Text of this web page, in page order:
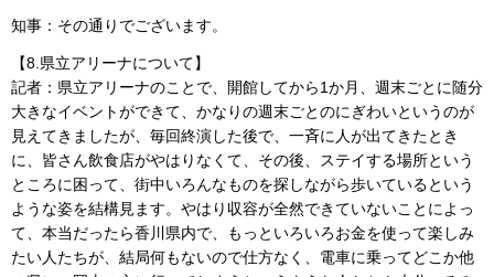
知事：その通りでございます。
【8.県立アリーナについて】
記者：県立アリーナのことで、開館してから1か月、週末ごとに随分
大きなイベントができて、かなりの週末ごとのにぎわいというのが
見えてきましたが、毎回終演した後で、一斉に人が出てきたとき
に、皆さん飲食店がやはりなくて、その後、ステイする場所という
ところに困って、街中いろんなものを探しながら歩いているという
ような姿を結構見ます。やはり収容が全然できていないことによっ
て、本当だったら香川県内で、もっといろいろお金を使って楽しみ
たい人たちが、結局何もないので仕方なく、電車に乗ってどこか他